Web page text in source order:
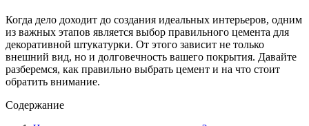
Когда дело доходит до создания идеальных интерьеров, одним
из важных этапов является выбор правильного цемента для
декоративной штукатурки. От этого зависит не только
внешний вид, но и долговечность вашего покрытия. Давайте
разберемся, как правильно выбрать цемент и на что стоит
обратить внимание.
Содержание